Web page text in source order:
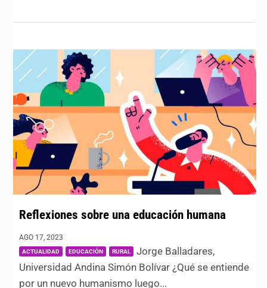
Reflexiones sobre una educación humana
AGO 17, 2023
ACTUALIDAD EDUCACIÓN RURAL
Jorge Balladares,
Universidad Andina Simón Bolívar ¿Qué se entiende
por un nuevo humanismo luego...